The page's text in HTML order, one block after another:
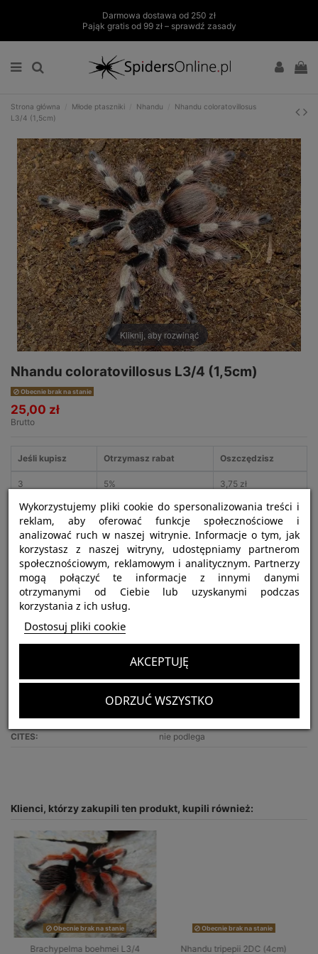
Darmowa dostawa od 250 zł
Pająk gratis od 99 zł – sprawdź zasady
Strona główna Młode ptaszniki Nhandu
Nhandu coloratovillosus
L3/4 (1,5cm)
Kliknij, aby rozwinąć
Nhandu coloratovillosus L3/4 (1,5cm)
Obecnie brak na stanie
25,00 zł
Brutto
Jeśli kupisz Otrzymasz rabat Oszczędzisz
3 5% 3,75 zł
Najważniejsze informacje:
Nazwa gatunku:
początkujących hodowców
Optymalny rozmiar terrarium:
30x30x20
CITES:
nie podlega
Klienci, którzy zakupili ten produkt, kupili również:
Obecnie brak na stanie
Brachypelma boehmei L3/4
Obecnie brak na stanie
Nhandu tripepii 2DC (4cm)
Wykorzystujemy pliki cookie do spersonalizowania treści i
reklam, aby oferować funkcje społecznościowe i
analizować ruch w naszej witrynie. Informacje o tym, jak
korzystasz z naszej witryny, udostępniamy partnerom
społecznościowym, reklamowym i analitycznym. Partnerzy
mogą połączyć te informacje z innymi danymi
otrzymanymi od Ciebie lub uzyskanymi podczas
korzystania z ich usług.
Dostosuj pliki cookie
ODRZUĆ WSZYSTKO
AKCEPTUJĘ